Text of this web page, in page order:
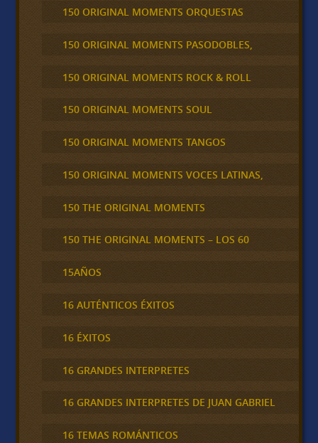
150 ORIGINAL MOMENTS ORQUESTAS
150 ORIGINAL MOMENTS PASODOBLES,
150 ORIGINAL MOMENTS ROCK & ROLL
150 ORIGINAL MOMENTS SOUL
150 ORIGINAL MOMENTS TANGOS
150 ORIGINAL MOMENTS VOCES LATINAS,
150 THE ORIGINAL MOMENTS
150 THE ORIGINAL MOMENTS – LOS 60
15AÑOS
16 AUTÉNTICOS ÉXITOS
16 ÉXITOS
16 GRANDES INTERPRETES
16 GRANDES INTERPRETES DE JUAN GABRIEL
16 TEMAS ROMÁNTICOS